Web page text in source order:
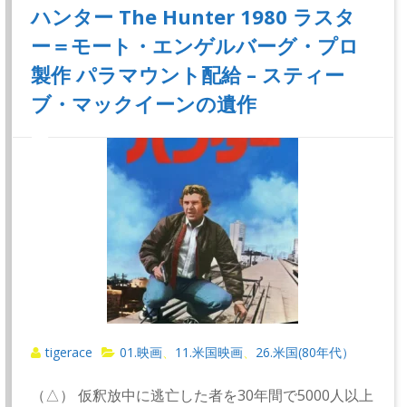
ハンター The Hunter 1980 ラスタ
ー＝モート・エンゲルバーグ・プロ
製作 パラマウント配給 – スティー
ブ・マックイーンの遺作
tigerace 01.映画 11.米国映画 26.米国(80年代）
（△） 仮釈放中に逃亡した者を30年間で5000人以上